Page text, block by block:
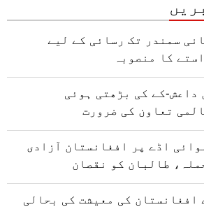
سمندر تک رسائی کے لیے
کا منصوبہ
داعش-کے کی بڑھتی ہوئی
تعاون کی ضرورت
اڈے پر افغانستان آزادی
طالبان کو نقصان
افغانستان کی معیشت کی بحالی